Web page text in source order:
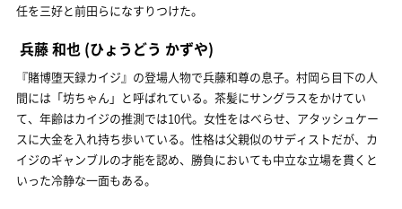
任を三好と前田らになすりつけた。
兵藤 和也 (ひょうどう かずや)
『賭博堕天録カイジ』の登場人物で兵藤和尊の息子。村岡ら目下の人
間には「坊ちゃん」と呼ばれている。茶髪にサングラスをかけてい
て、年齢はカイジの推測では10代。女性をはべらせ、アタッシュケー
スに大金を入れ持ち歩いている。性格は父親似のサディストだが、カ
イジのギャンブルの才能を認め、勝負においても中立な立場を貫くと
いった冷静な一面もある。